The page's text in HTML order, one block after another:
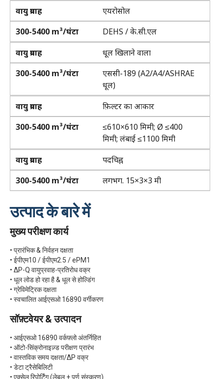
वायु प्रवाह
एयरोसोल
300-5400 m³/घंटा
DEHS / के.सी.एल
वायु प्रवाह
धूल खिलाने वाला
300-5400 m³/घंटा
एससी-189 (A2/A4/ASHRAE
धूल)
वायु प्रवाह
फ़िल्टर का आकार
300-5400 m³/घंटा
≤610×610 मिमी; Ø ≤400
मिमी; लंबाई ≤1100 मिमी
वायु प्रवाह
पदचिह्न
300-5400 m³/घंटा
लगभग. 15×3×3 मी
उत्पाद के बारे में
मुख्य परीक्षण कार्य
• प्रारंभिक & निर्वहन दक्षता
• ईपीएम10 / ईपीएम2.5 / ePM1
• ΔP-Q वायुप्रवाह-प्रतिरोध वक्र
• धूल लोड हो रहा है & धूल से होल्डिंग
• ग्रेविमेट्रिक दक्षता
• स्वचालित आईएसओ 16890 वर्गीकरण
सॉफ़्टवेयर & उत्पादन
• आईएसओ 16890 वर्कफ़्लो अंतर्निहित
• ऑटो-सिंक्रोनाइज़्ड परीक्षण प्रारंभ
• वास्तविक समय दक्षता/ΔP वक्र
• डेटा ट्रैसेबिलिटी
• एक्सेल रिपोर्टिंग (लेबल + पूर्ण संस्करण)